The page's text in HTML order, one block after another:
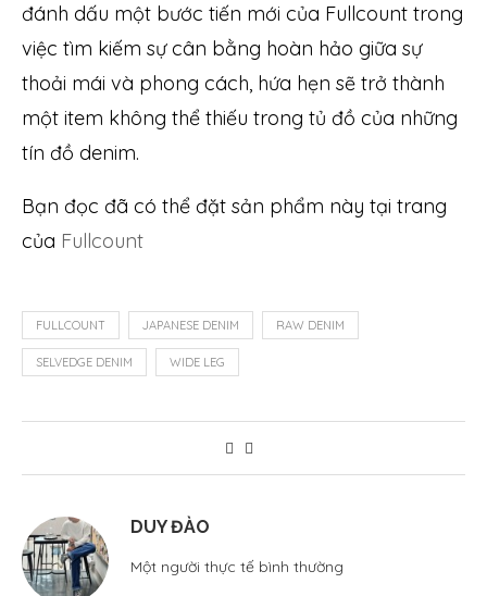
đánh dấu một bước tiến mới của Fullcount trong
việc tìm kiếm sự cân bằng hoàn hảo giữa sự
thoải mái và phong cách, hứa hẹn sẽ trở thành
một item không thể thiếu trong tủ đồ của những
tín đồ denim.
Bạn đọc đã có thể đặt sản phẩm này tại trang
của Fullcount
FULLCOUNT JAPANESE DENIM RAW DENIM
SELVEDGE DENIM WIDE LEG
DUY ĐÀO
Một người thực tế bình thường